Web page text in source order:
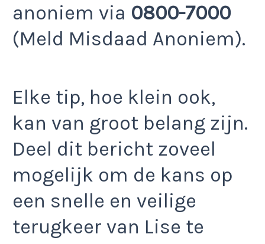
anoniem via 0800-7000
(Meld Misdaad Anoniem).
Elke tip, hoe klein ook,
kan van groot belang zijn.
Deel dit bericht zoveel
mogelijk om de kans op
een snelle en veilige
terugkeer van Lise te